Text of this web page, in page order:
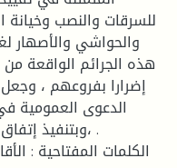
للسرقات والنصب وخيانة
والحواشي والأصهار
هذه الجرائم الواقعة
إضرارا بفروعهم ،
الدعوى العمومية
،وبتنفيذ
الكلمات المفتاحية :